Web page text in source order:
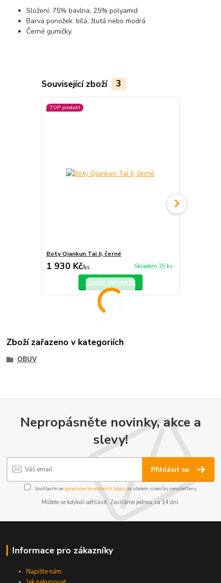
Složení: 75% bavlna, 25% polyamid
Barva ponožek: bílá, žlutá nebo modrá
Černé gumičky.
Související zboží 3
TOP produkt
Boty Qiankun Tai Ji, černé
1 930 Kč/ks Skladem 35 ks
Zvolit variantu
Zboží zařazeno v kategoriích
OBUV
Nepropásněte novinky, akce a
slevy!
Přihlásit se
Souhlasím se zpracováním osobních údajůza účelem rozesílky newsletteru.
Můžete se kdykoli odhlásit. Zasíláme jednou za 14 dní.
Informace pro zákazníky
Napište nám